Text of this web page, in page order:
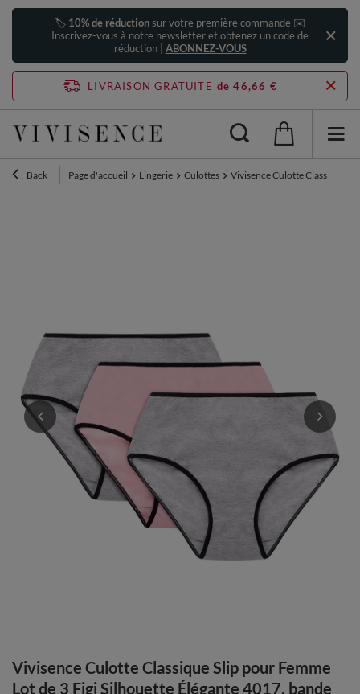
🏷️ 10% de réductionsur votre première commande ✉️
Inscrivez-vous à notre newsletter et obtenez un code de
réduction | ABONNEZ-VOUS
LIVRAISON GRATUITE de 46,66 €
Back Page d'accueil Lingerie Culottes Vivisence Culotte Classique
Vivisence Culotte Classique Slip pour Femme
Lot de 3 Figi Silhouette Élégante 4017, bande